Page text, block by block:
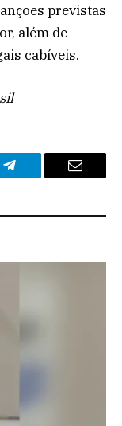
previstas
além de
cabíveis.
Telegram Email